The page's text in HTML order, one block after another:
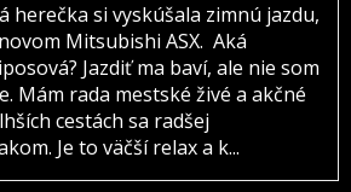
herečka si vyskúšala zimnú jazdu,
Mitsubishi ASX. Aká
Jazdiť ma baví, ale nie som
Mám rada mestské živé a akčné
cestách sa radšej
Je to väčší relax a k...